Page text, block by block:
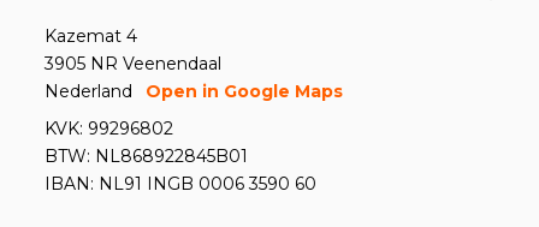
Kazemat 4
3905 NR Veenendaal
Nederland
Open in Google Maps
KVK: 99296802
BTW: NL868922845B01
IBAN: NL91 INGB 0006 3590 60